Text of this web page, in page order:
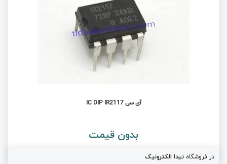
آی سی IC DIP IR2117
بدون قیمت
در فروشگاه تیدا الکترونیک